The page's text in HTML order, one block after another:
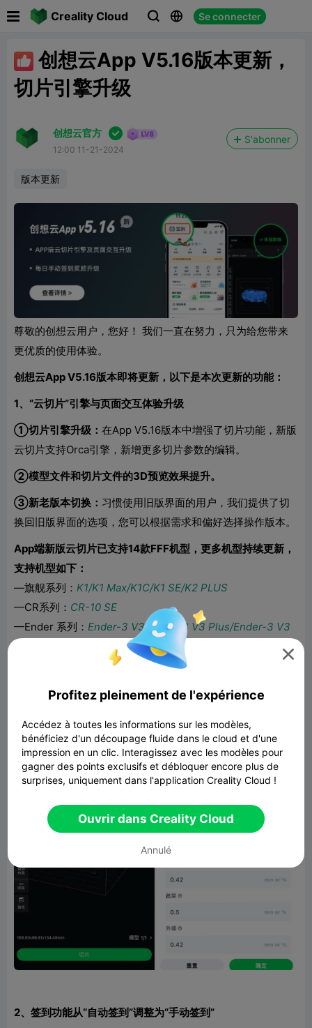
Creality Cloud   Se connecter
 创想云App V5.16版本更新，
切片引擎升级
创想云官方 
12:00 11-21-2024
S'abonner
版本更新
尊敬的创想云用户，您好！ 我们一直在努力，只为给您带来
更优质的使用体验。
创想云App V5.16版本即将更新，以下是本次更新的功能：
1、“云切片”引擎与页面交互体验升级
①切片引擎升级： 在App V5.16版本中增强了切片功能，新版
云切片支持Orca引擎，新增更多切片参数的编辑。
②模型文件和切片文件的3D预览效果提升。
③新老版本切换： 习惯使用旧版界面的用户，我们提供了切
换回旧版界面的选项，您可以根据需求和偏好选择操作版本。
App端新版云切片已支持14款FFF机型，更多机型持续更新，
支持机型如下：
—旗舰系列： K1/K1 Max/K1C/K1 SE/K2 PLUS
—CR系列： CR-10 SE
—Ender 系列： Ender-3 V3/Ender-3 V3 Plus/Ender-3 V3
KE/Ender-3 V3 SE/Ender-3 S1/Ender-3 S1 Plus/Ender-3
2、签到功能从“自动签到”调整为“手动签到”

Profitez pleinement de l'expérience
Accédez à toutes les informations sur les modèles,
bénéficiez d'un découpage fluide dans le cloud et d'une
impression en un clic. Interagissez avec les modèles pour
gagner des points exclusifs et débloquer encore plus de
surprises, uniquement dans l'application Creality Cloud !
Ouvrir dans Creality Cloud
Annulé